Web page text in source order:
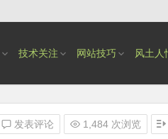
技术关注 网站技巧 风土人
发表评论 1,484 次浏览